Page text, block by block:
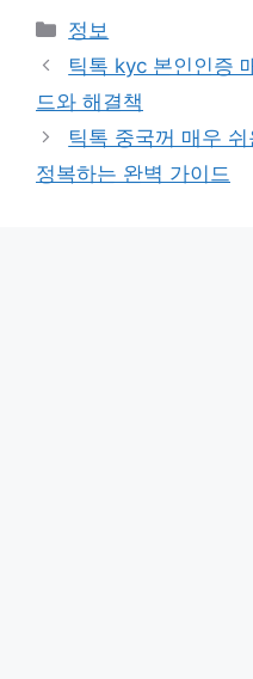
Categories
정보
틱톡 kyc 본인인증
드와 해결책
틱톡 중국꺼 매우
정복하는 완벽 가이드